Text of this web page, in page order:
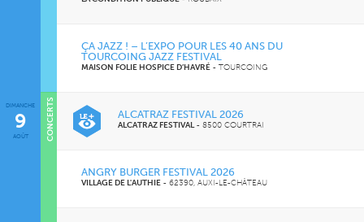
ÇA JAZZ ! – L’EXPO POUR LES 40 ANS DU
TOURCOING JAZZ FESTIVAL
MAISON FOLIE HOSPICE D’HAVRÉ - TOURCOING
CINÉMA
DIMANCHE
9
AOÛT
ALCATRAZ FESTIVAL 2026
ALCATRAZ FESTIVAL- 8500 COURTRAI
ANGRY BURGER FESTIVAL 2026
VILLAGE DE L'AUTHIE - 62390, AUXI-LE-CHÂTEAU
CONCERTS